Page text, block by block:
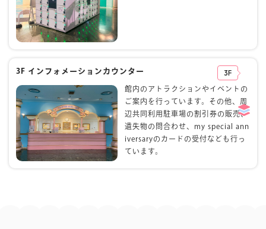
3F インフォメーションカウンター 3F
館内のアトラクションやイベントの
ご案内を行っています。その他、周
辺共同利用駐車場の割引券の販売、
遺失物の問合わせ、my special ann
iversaryのカードの受付なども行っ
ています。